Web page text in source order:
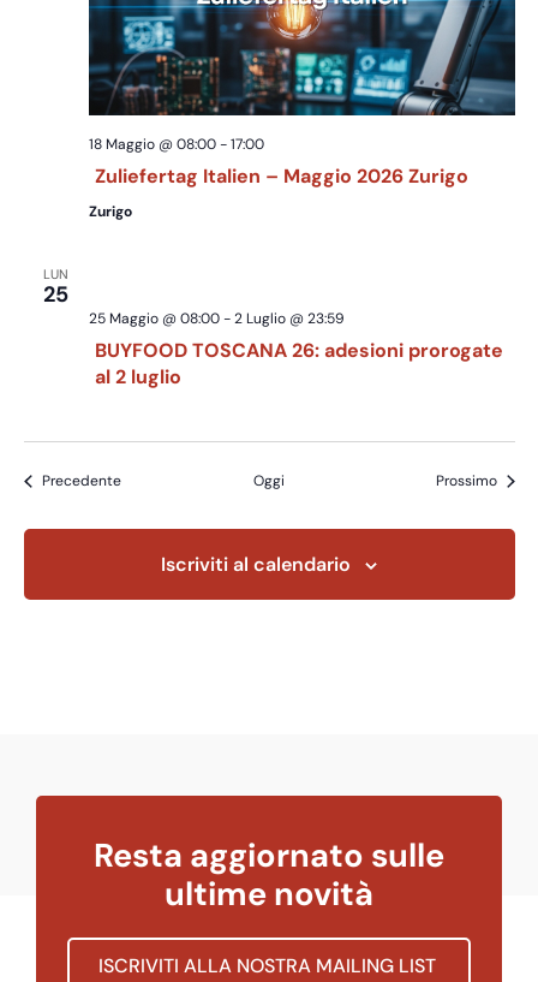
18 Maggio @ 08:00-17:00
Zuliefertag Italien – Maggio 2026 Zurigo
Zurigo
LUN
25
25 Maggio @ 08:00-2 Luglio @ 23:59
BUYFOOD TOSCANA 26: adesioni prorogate
al 2 luglio
PrecedenteEventi Oggi ProssimoEventi
Iscriviti al calendario
Resta aggiornato sulle
ultime novità
ISCRIVITI ALLA NOSTRA MAILING LIST